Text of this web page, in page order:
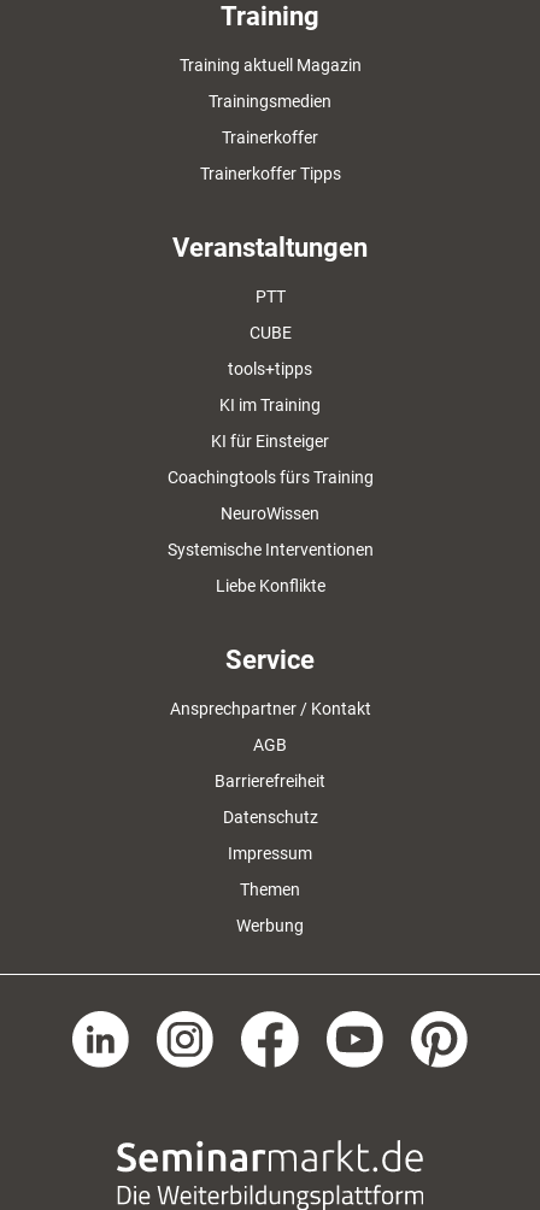
Training
Training aktuell Magazin
Trainingsmedien
Trainerkoffer
Trainerkoffer Tipps
Veranstaltungen
PTT
CUBE
tools+tipps
KI im Training
KI für Einsteiger
Coachingtools fürs Training
NeuroWissen
Systemische Interventionen
Liebe Konflikte
Service
Ansprechpartner / Kontakt
AGB
Barrierefreiheit
Datenschutz
Impressum
Themen
Werbung